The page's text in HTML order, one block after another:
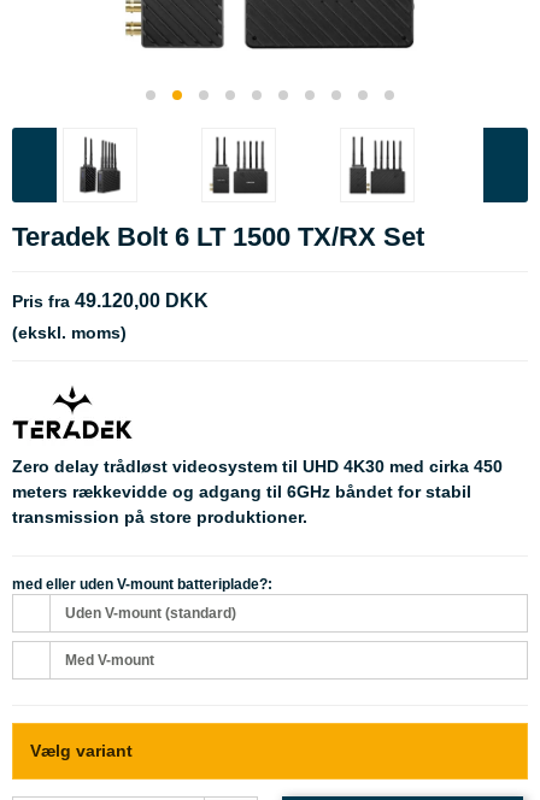
Teradek Bolt 6 LT 1500 TX/RX Set
Pris fra 49.120,00 DKK
(ekskl. moms)
Zero delay trådløst videosystem til UHD 4K30 med cirka 450
meters rækkevidde og adgang til 6GHz båndet for stabil
transmission på store produktioner.
med eller uden V-mount batteriplade?:
Uden V-mount (standard)
Med V-mount
Vælg variant